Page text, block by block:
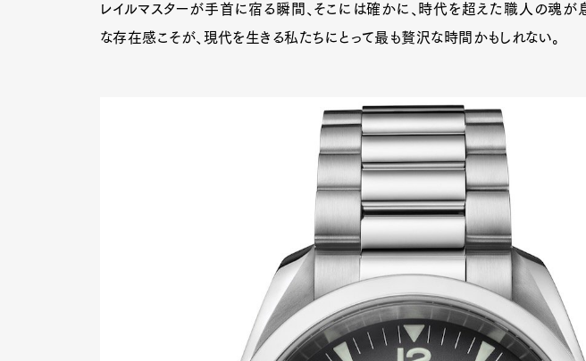
レイルマスターが手首に宿る瞬間、そこには確かに、時代を超えた職人の魂が
な存在感こそが、現代を生きる私たちにとって最も贅沢な時間かもしれない。